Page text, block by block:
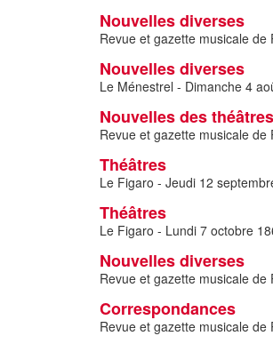
Nouvelles diverses
Revue et gazette musicale de
Nouvelles diverses
Le Ménestrel - Dimanche 4
Nouvelles des
Revue et gazette musicale
Théâtres
Le Figaro - Jeudi 12
Théâtres
Le Figaro - Lundi 7 octobre
Nouvelles diverses
Revue et gazette musicale
Correspondances
Revue et gazette musicale